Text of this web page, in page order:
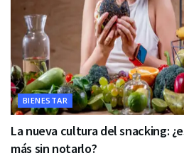
BIENESTAR
La nueva cultura del snacking:
más sin notarlo?